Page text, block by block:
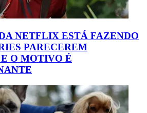
NETFLIX ESTÁ FAZENDO
PARECEREM
O MOTIVO É